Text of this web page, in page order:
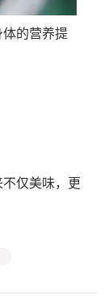
的营养提
仅美味，更